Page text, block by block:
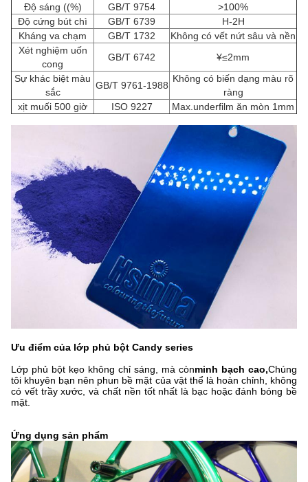
Độ sáng ((%)
GB/T 9754
>100%
Độ cứng bút chì
GB/T 6739
H-2H
Kháng va chạm
GB/T 1732
Không có vết nứt sâu và nền
Xét nghiệm uốn
cong
GB/T 6742
¥≤2mm
Sự khác biệt màu
sắc
GB/T 9761-1988
Không có biến dạng màu rõ
ràng
xịt muối 500 giờ
ISO 9227 Max.underfilm ăn mòn 1mm
Ưu điểm của lớp phủ bột Candy series
Lớp phủ bột kẹo không chỉ sáng, mà cònminh bạch cao,Chúng
tôi khuyên bạn nên phun bề mặt của vật thể là hoàn chỉnh, không
có vết trầy xước, và chất nền tốt nhất là bạc hoặc đánh bóng bề
mặt.
Ứng dụng sản phẩm